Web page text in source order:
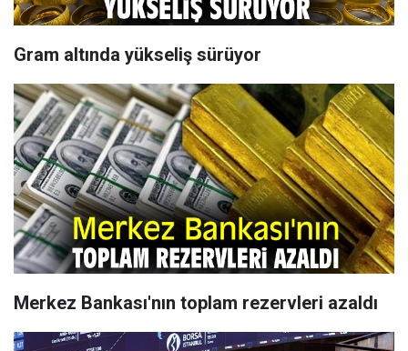
Gram altında yükseliş sürüyor
Merkez Bankası'nın toplam rezervleri azaldı